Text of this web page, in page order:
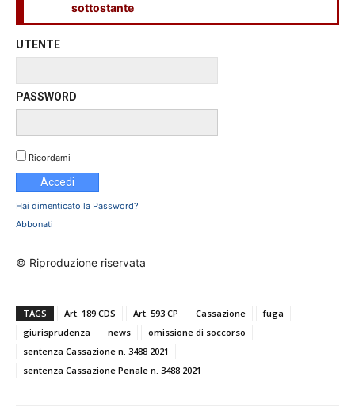
sottostante
UTENTE
PASSWORD
Ricordami
Hai dimenticato la Password?
Abbonati
© Riproduzione riservata
TAGS Art. 189 CDS Art. 593 CP Cassazione
fuga
giurisprudenza
news
omissione di soccorso
sentenza Cassazione n. 3488 2021
sentenza Cassazione Penale n. 3488 2021